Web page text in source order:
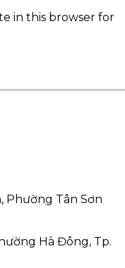
in this browser for
Phường Tân Sơn
Hà Đông, Tp.